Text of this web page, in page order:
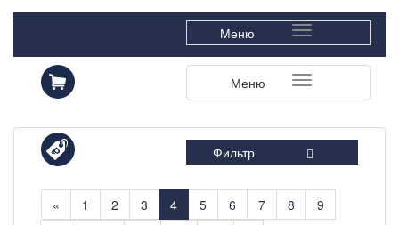
Меню
Меню
Фильтр
« 1 2 3 4 5 6 7 8
9